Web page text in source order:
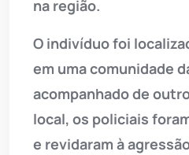
na região.
O indivíduo foi
em uma comunidade
acompanhado de
local, os policiais
e revidaram à